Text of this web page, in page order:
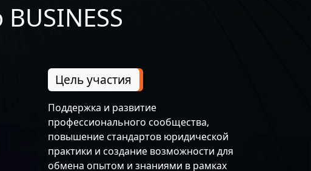
Цель участия
Поддержка и развитие
профессионального сообщества,
повышение стандартов юридической
практики и создание возможности для
обмена опытом и знаниями в рамках